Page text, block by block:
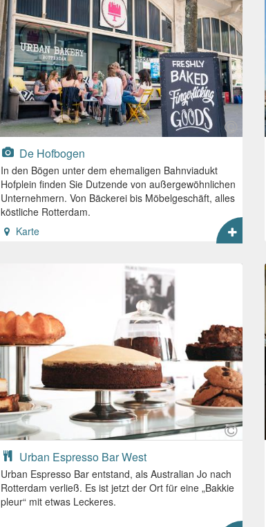
De Hofbogen
In den Bögen unter dem ehemaligen Bahnviadukt
Hofplein finden Sie Dutzende von außergewöhnlichen
Unternehmern. Von Bäckerei bis Möbelgeschäft, alles
köstliche Rotterdam.
Karte
Urban Espresso Bar West
Urban Espresso Bar entstand, als Australian Jo nach
Rotterdam verließ. Es ist jetzt der Ort für eine „Bakkie
pleur“ mit etwas Leckeres.